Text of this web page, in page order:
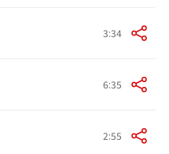
3:34
6:35
2:55